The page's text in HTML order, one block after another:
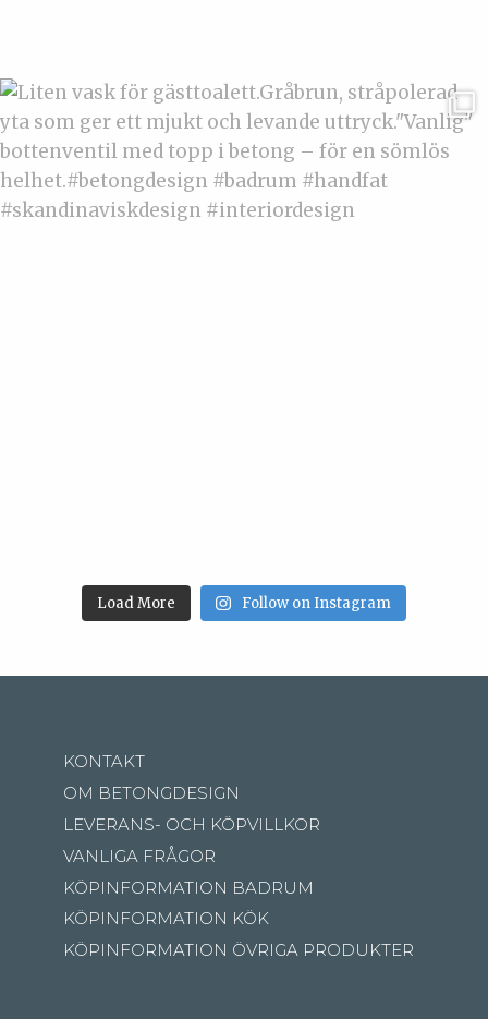
Load More Follow on Instagram
KONTAKT
OM BETONGDESIGN
LEVERANS- OCH KÖPVILLKOR
VANLIGA FRÅGOR
KÖPINFORMATION BADRUM
KÖPINFORMATION KÖK
KÖPINFORMATION ÖVRIGA PRODUKTER